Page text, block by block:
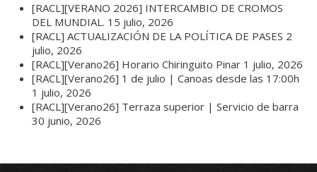
[RACL][VERANO 2026] INTERCAMBIO DE CROMOS
DEL MUNDIAL. 15 julio, 2026
[RACL] ACTUALIZACIÓN DE LA POLÍTICA DE PASES 2
julio, 2026
[RACL][Verano26] Horario Chiringuito Pinar 1 julio, 2026
[RACL][Verano26] 1 de julio | Canoas desde las 17:00h
1 julio, 2026
[RACL][Verano26] Terraza superior | Servicio de barra
30 junio, 2026